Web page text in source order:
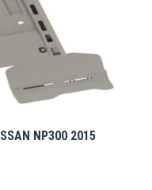
NP300 2015